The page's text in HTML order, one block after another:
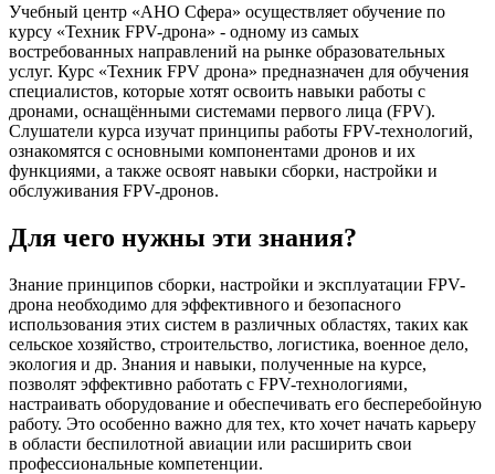
Учебный центр «АНО Сфера» осуществляет обучение по
курсу «Техник FPV-дрона» - одному из самых
востребованных направлений на рынке образовательных
услуг. Курс «Техник FPV дрона» предназначен для обучения
специалистов, которые хотят освоить навыки работы с
дронами, оснащёнными системами первого лица (FPV).
Слушатели курса изучат принципы работы FPV-технологий,
ознакомятся с основными компонентами дронов и их
функциями, а также освоят навыки сборки, настройки и
обслуживания FPV-дронов.
Для чего нужны эти знания?
Знание принципов сборки, настройки и эксплуатации FPV-
дрона необходимо для эффективного и безопасного
использования этих систем в различных областях, таких как
сельское хозяйство, строительство, логистика, военное дело,
экология и др. Знания и навыки, полученные на курсе,
позволят эффективно работать с FPV-технологиями,
настраивать оборудование и обеспечивать его бесперебойную
работу. Это особенно важно для тех, кто хочет начать карьеру
в области беспилотной авиации или расширить свои
профессиональные компетенции.